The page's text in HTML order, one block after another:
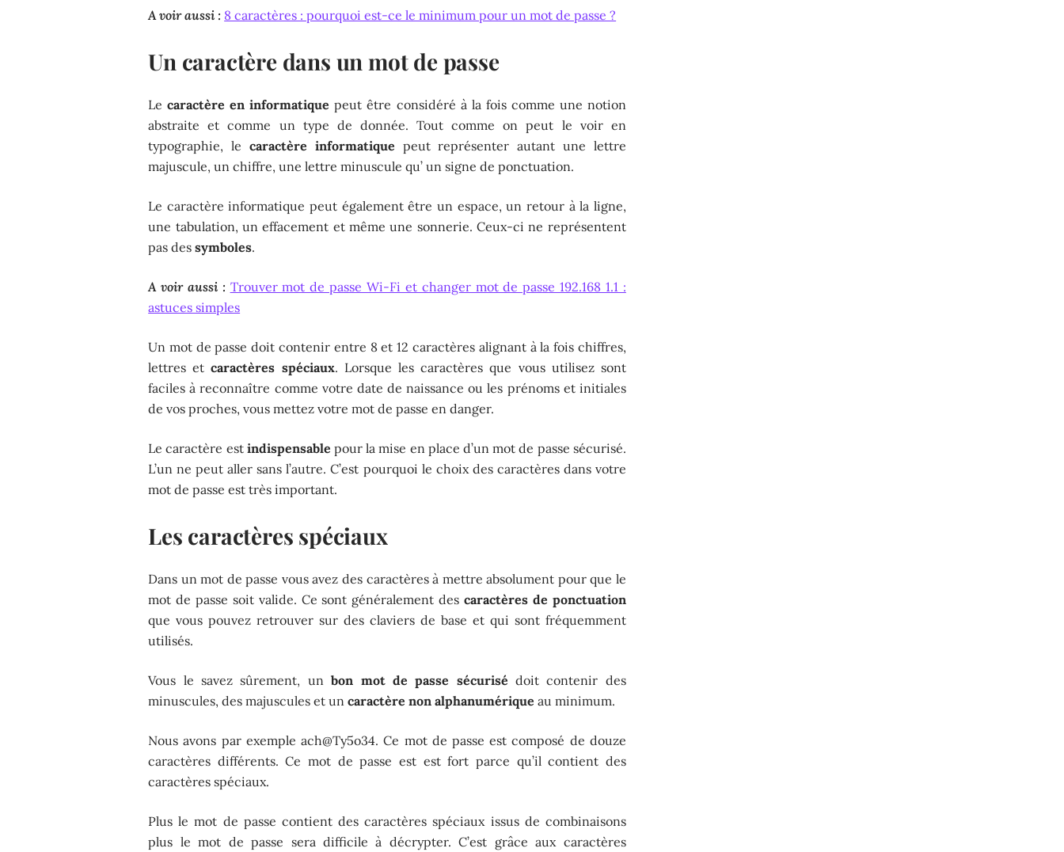
A voir aussi : 8 caractères : pourquoi est-ce le minimum pour un mot de passe ?
Un caractère dans un mot de passe
Lecaractère en informatique peut être considéré à la fois comme une notion
abstraite et comme un type de donnée. Tout comme on peut le voir en
typographie, le caractère informatique peut représenter autant une lettre
majuscule, un chiffre, une lettre minuscule qu’ un signe de ponctuation.
Le caractère informatique peut également être un espace, un retour à la ligne,
une tabulation, un effacement et même une sonnerie. Ceux-ci ne représentent
pas dessymboles.
A voir aussi : Trouver mot de passe Wi-Fi et changer mot de passe 192.168 1.1 :
astuces simples
Un mot de passe doit contenir entre 8 et 12 caractères alignant à la fois chiffres,
lettres etcaractères spéciaux. Lorsque les caractères que vous utilisez sont
faciles à reconnaître comme votre date de naissance ou les prénoms et initiales
de vos proches, vous mettez votre mot de passe en danger.
Le caractère est indispensable pour la mise en place d’un mot de passe sécurisé.
L’un ne peut aller sans l’autre. C’est pourquoi le choix des caractères dans votre
mot de passe est très important.
Les caractères spéciaux
Dans un mot de passe vous avez des caractères à mettre absolument pour que le
mot de passe soit valide. Ce sont généralement descaractères de ponctuation
que vous pouvez retrouver sur des claviers de base et qui sont fréquemment
utilisés.
Vous le savez sûrement, unbon mot de passe sécurisé doit contenir des
minuscules, des majuscules et uncaractère non alphanumérique au minimum.
Nous avons par exemple ach@Ty5o34. Ce mot de passe est composé de douze
caractères différents. Ce mot de passe est est fort parce qu’il contient des
caractères spéciaux.
Plus le mot de passe contient des caractères spéciaux issus de combinaisons
plus le mot de passe sera difficile à décrypter. C’est grâce aux caractères